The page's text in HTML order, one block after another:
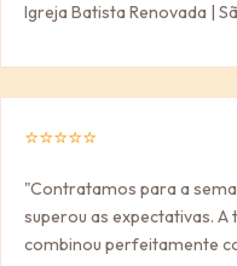
Igreja Batista Renovada |
⭐⭐⭐⭐⭐
"Contratamos para a
superou as expectativas.
combinou perfeitamente